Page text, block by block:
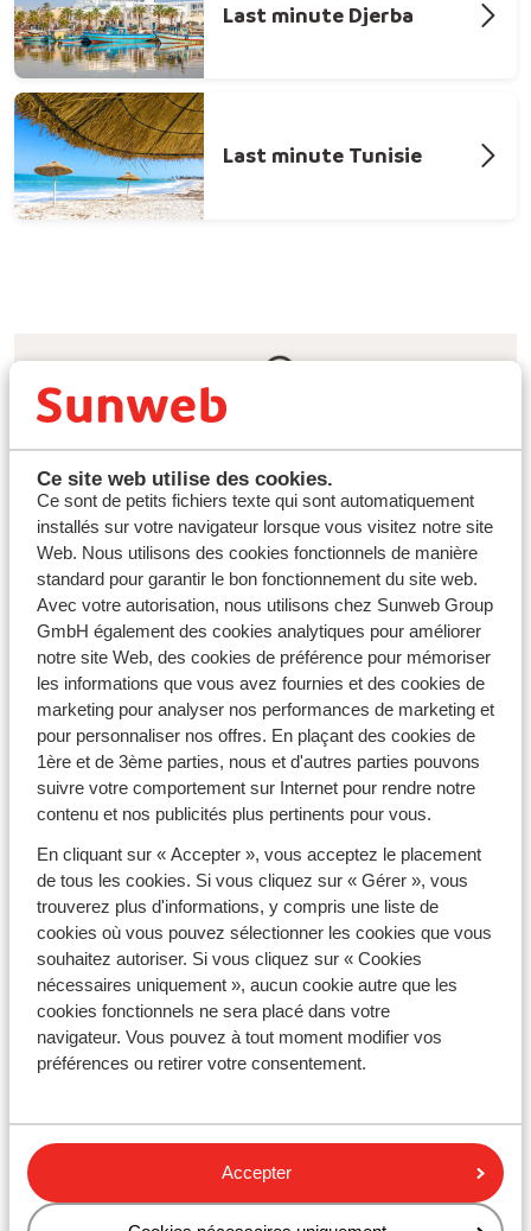
Ce site web utilise des cookies.
Ce sont de petits fichiers texte qui sont automatiquement
installés sur votre navigateur lorsque vous visitez notre site
Web. Nous utilisons des cookies fonctionnels de manière
standard pour garantir le bon fonctionnement du site web.
Avec votre autorisation, nous utilisons chez Sunweb Group
GmbH également des cookies analytiques pour améliorer
notre site Web, des cookies de préférence pour mémoriser
les informations que vous avez fournies et des cookies de
marketing pour analyser nos performances de marketing et
pour personnaliser nos offres. En plaçant des cookies de
1ère et de 3ème parties, nous et d'autres parties pouvons
suivre votre comportement sur Internet pour rendre notre
contenu et nos publicités plus pertinents pour vous.
En cliquant sur « Accepter », vous acceptez le placement
de tous les cookies. Si vous cliquez sur « Gérer », vous
trouverez plus d'informations, y compris une liste de
cookies où vous pouvez sélectionner les cookies que vous
souhaitez autoriser. Si vous cliquez sur « Cookies
nécessaires uniquement », aucun cookie autre que les
cookies fonctionnels ne sera placé dans votre
navigateur. Vous pouvez à tout moment modifier vos
préférences ou retirer votre consentement.
Accepter
Last minute Djerba
Last minute Tunisie
à Hammamet avec Sunweb ?
Offrez-vous un voyage last minute à prix mini à
Hammamet
Envie d'une pause méritée sous le soleil de la mer
Méditerranée ? Profitez de tarifs avantageux sur des
hôtels de qualité, avec différentes formules, vous
permettant de créer votre expérience sur mesure sans
compromettre votre budget. L'idéal pour un séjour pas
cher de dernière minute à Hammamet. Pour des
vacances en famille, Hammamet se révèle être la
destination rêvée. De nombreux complexes hôteliers à
Hammamet Nord, Hammamet Sud ou encore Yasmine
Hammamet, proposent une variété d'installations
aquatiques, les clubs enfants ou encore les centres de
bien-être pour unvoyage all-inclusiveréussi. Avec
Sunweb, le vol et l'hébergement sont inclus, ce qui vous
permet de profiter pleinement de vos vacances last
minute à Hammamet.
Vacances last minute à Hammamet :
Destinations incontournables
Explorez Hammamet en toute flexibilité avec nos
recherche d'un hôtel de charme à Yasmine Hammamet,
d'une escapade culturelle dans la Médina ou d'un
séjour all-inclusive en bord de mer à Hammamet Sud,
notre sélection saura répondre à toutes vos envies et à